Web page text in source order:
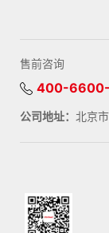
售前咨询
400-
公司地址： 北京